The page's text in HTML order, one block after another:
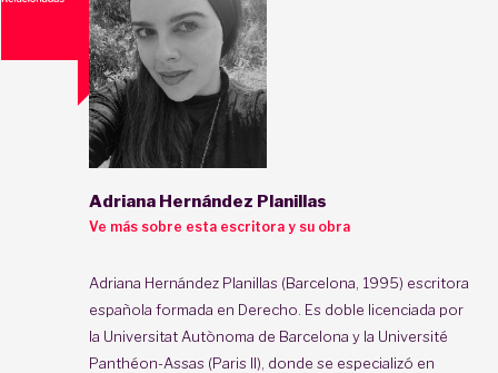
Adriana Hernández Planillas
Ve más sobre esta escritora y su obra
Adriana Hernández Planillas (Barcelona, 1995) escritora
española formada en Derecho. Es doble licenciada por
la Universitat Autònoma de Barcelona y la Université
Panthéon-Assas (Paris II), donde se especializó en